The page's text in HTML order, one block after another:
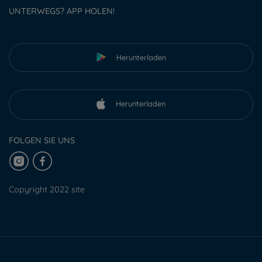
UNTERWEGS? APP HOLEN!
Herunterladen
Herunterladen
FOLGEN SIE UNS
Copyright 2022 site